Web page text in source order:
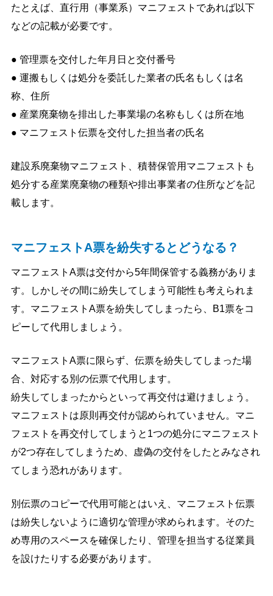
たとえば、直行用（事業系）マニフェストであれば以下
などの記載が必要です。
● 管理票を交付した年月日と交付番号
● 運搬もしくは処分を委託した業者の氏名もしくは名
称、住所
● 産業廃棄物を排出した事業場の名称もしくは所在地
● マニフェスト伝票を交付した担当者の氏名
建設系廃棄物マニフェスト、積替保管用マニフェストも
処分する産業廃棄物の種類や排出事業者の住所などを記
載します。
マニフェストA票を紛失するとどうなる？
マニフェストA票は交付から5年間保管する義務がありま
す。しかしその間に紛失してしまう可能性も考えられま
す。マニフェストA票を紛失してしまったら、B1票をコ
ピーして代用しましょう。
マニフェストA票に限らず、伝票を紛失してしまった場
合、対応する別の伝票で代用します。
紛失してしまったからといって再交付は避けましょう。
マニフェストは原則再交付が認められていません。マニ
フェストを再交付してしまうと1つの処分にマニフェスト
が2つ存在してしまうため、虚偽の交付をしたとみなされ
てしまう恐れがあります。
別伝票のコピーで代用可能とはいえ、マニフェスト伝票
は紛失しないように適切な管理が求められます。そのた
め専用のスペースを確保したり、管理を担当する従業員
を設けたりする必要があります。